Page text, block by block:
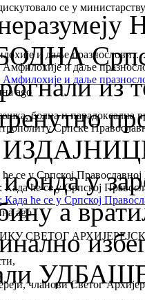
се у
и даље празнослови….
и даље
и даље
ago
болна и парадоксална
Српске
се у Српској
ће се у Српској
ће се у Српској
ago
СВЕТОГ
чланови Светог
из
и онда у
а